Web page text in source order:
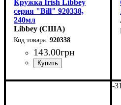
Кружка Irish Libbey
серия "Bill" 920338,
240мл
Libbey (США)
920338
143.00грн
-